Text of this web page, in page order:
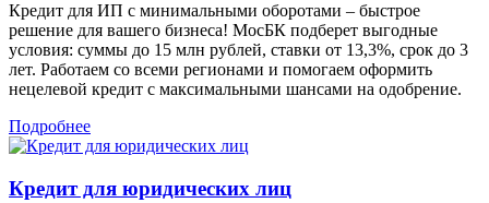
Кредит для ИП с минимальными оборотами – быстрое
решение для вашего бизнеса! МосБК подберет выгодные
условия: суммы до 15 млн рублей, ставки от 13,3%, срок до 3
лет. Работаем со всеми регионами и помогаем оформить
нецелевой кредит с максимальными шансами на одобрение.
Подробнее
Кредит для юридических лиц